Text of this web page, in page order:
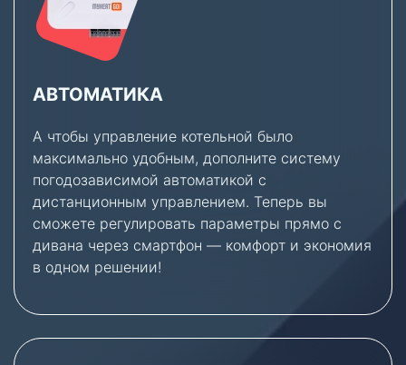
АВТОМАТИКА
А чтобы управление котельной было
максимально удобным, дополните систему
погодозависимой автоматикой с
дистанционным управлением. Теперь вы
сможете регулировать параметры прямо с
дивана через смартфон — комфорт и экономия
в одном решении!